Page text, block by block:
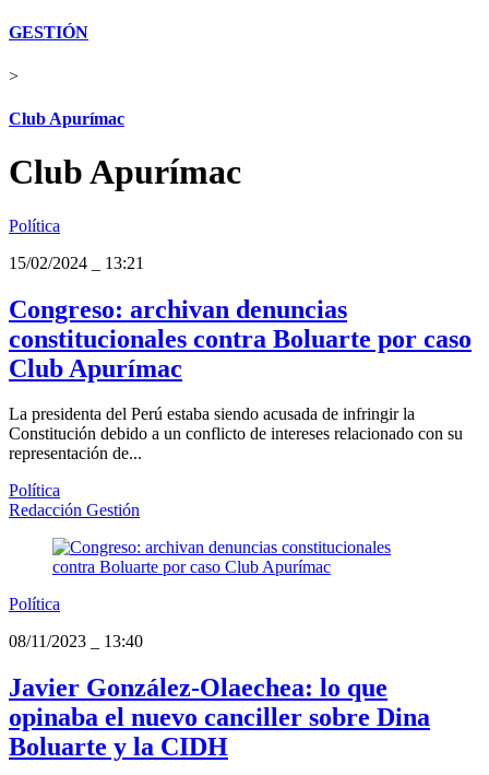
GESTIÓN
>
Club Apurímac
Club Apurímac
Política
15/02/2024
13:21
Congreso: archivan denuncias
constitucionales contra Boluarte por caso
Club Apurímac
La presidenta del Perú estaba siendo acusada de infringir la
Constitución debido a un conflicto de intereses relacionado con su
representación de...
Política
Redacción Gestión
Política
08/11/2023
13:40
Javier González-Olaechea: lo que
opinaba el nuevo canciller sobre Dina
Boluarte y la CIDH